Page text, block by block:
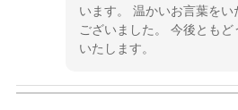
います。 温かいお言葉をい
ございました。 今後とも
いたします。